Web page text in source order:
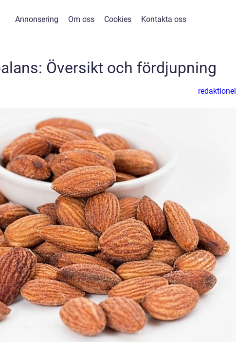
Annonsering Om oss Cookies Kontakta oss
Översikt och fördjupning
redaktionel